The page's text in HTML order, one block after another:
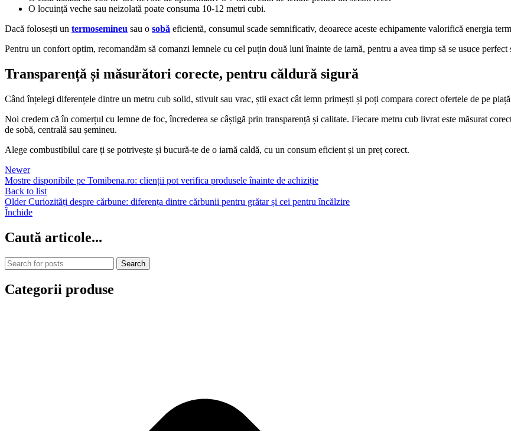
O locuință veche sau neizolată poate consuma 10-12 metri cubi.
Dacă folosești un termosemineu sau o sobă eficientă, consumul scade semnificativ, deoarece aceste echipamente valorifică energia
Pentru un confort optim, recomandăm să comanzi lemnele cu cel puțin două luni înainte de iarnă, pentru a avea timp să se usuce
Transparență și măsurători corecte, pentru căldură sigură
Când înțelegi diferențele dintre un metru cub solid, stivuit sau vrac, știi exact cât lemn primești și poți compara corect ofertele de pe
Noi credem că în comerțul cu lemne de foc, încrederea se câștigă prin transparență și calitate. Fiecare metru cub livrat este măsurat
de sobă, centrală sau șemineu.
Alege combustibilul care ți se potrivește și bucură-te de o iarnă caldă, cu un consum eficient și un preț corect.
Newer
Mostre disponibile pe Tomibena.ro: clienții pot verifica produsele înainte de achiziție
Back to list
Older Curiozități despre cărbune: diferența dintre cărbunii pentru grătar și cei pentru încălzire
Închide
Caută articole...
Search
Categorii produse